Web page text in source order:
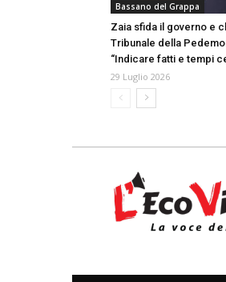
Bassano del Grappa
Zaia sfida il governo e
Tribunale della
“Indicare fatti e tempi
29 Luglio 2026